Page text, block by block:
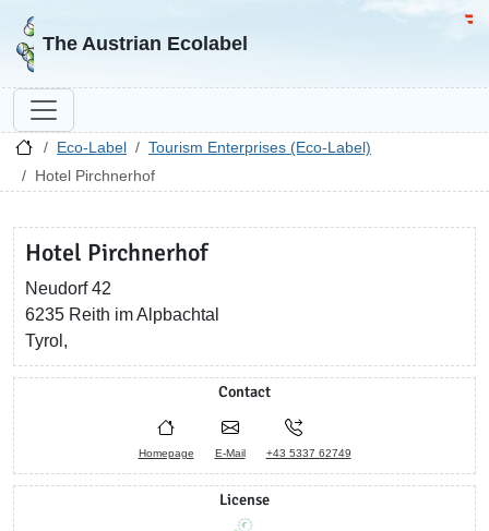
Go to homepage
The Austrian Ecolabel
Eco-Label
Tourism Enterprises (Eco-Label)
Hotel Pirchnerhof
Hotel Pirchnerhof
Neudorf 42
6235 Reith im Alpbachtal
Tyrol,
Contact
Homepage E-Mail +43 5337 62749
License